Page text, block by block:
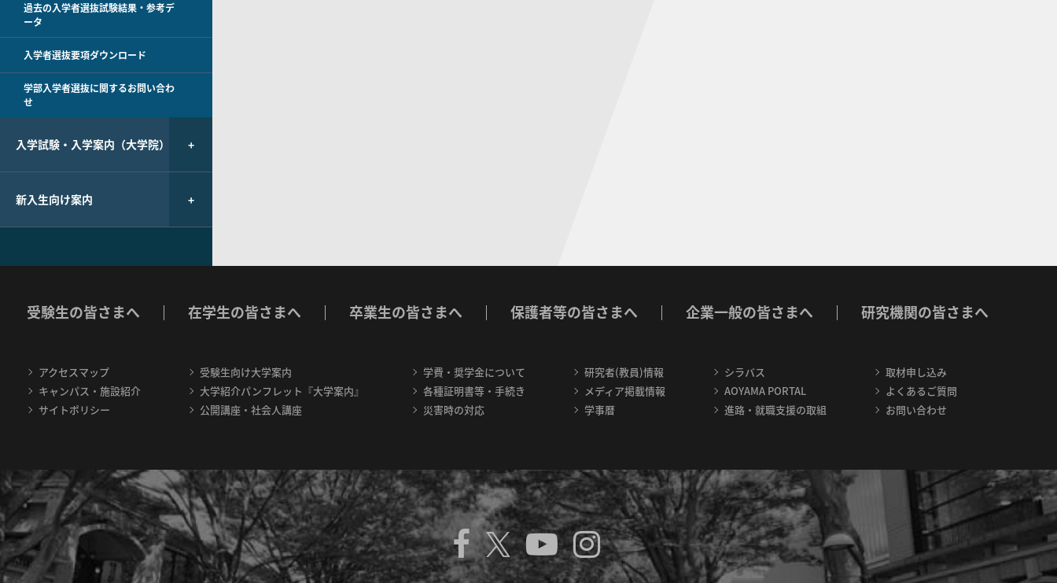
過去の入学者選抜試験結果・参考デ
ータ
入学者選抜要項ダウンロード
学部入学者選抜に関するお問い合わ
せ
入学試験・入学案内（大学院）
新入生向け案内
受験生の皆さまへ 在学生の皆さまへ 卒業生の皆さまへ 保護者等の皆さまへ 企業一般の皆さまへ 研究機関の皆さまへ
アクセスマップ
キャンパス・施設紹介
サイトポリシー
受験生向け大学案内
大学紹介パンフレット『大学案内』
公開講座・社会人講座
学費・奨学金について
各種証明書等・手続き
災害時の対応
研究者(教員)情報
メディア掲載情報
学事暦
シラバス
AOYAMA PORTAL
進路・就職支援の取組
取材申し込み
よくあるご質問
お問い合わせ